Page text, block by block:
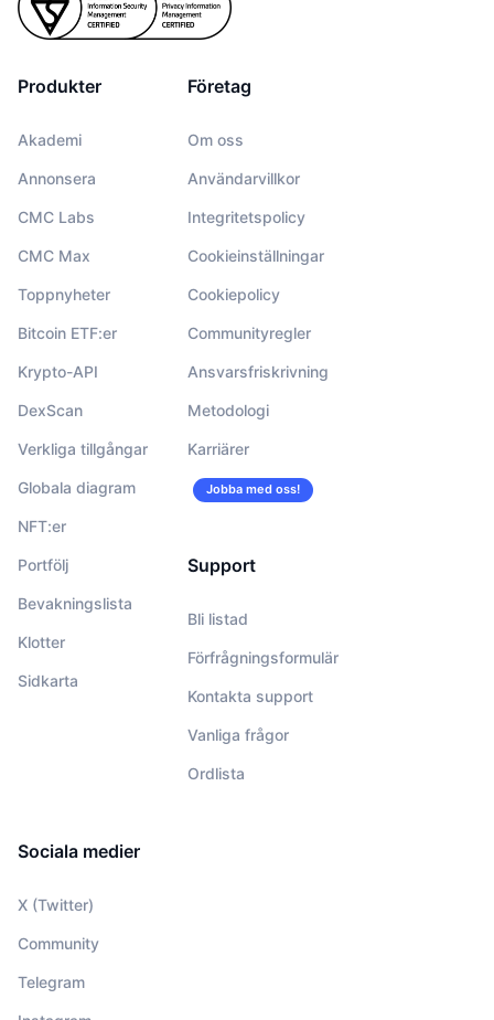
Produkter
Akademi
Annonsera
CMC Labs
CMC Max
Toppnyheter
Bitcoin ETF:er
Krypto-API
DexScan
Verkliga tillgångar
Globala diagram
NFT:er
Portfölj
Bevakningslista
Klotter
Sidkarta
Företag
Om oss
Användarvillkor
Integritetspolicy
Cookieinställningar
Cookiepolicy
Communityregler
Ansvarsfriskrivning
Metodologi
Karriärer
Jobba med oss!
Support
Bli listad
Förfrågningsformulär
Kontakta support
Vanliga frågor
Ordlista
Sociala medier
X (Twitter)
Community
Telegram